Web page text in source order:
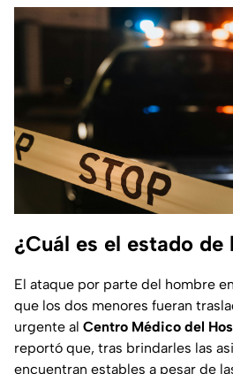
¿Cuál es el estado de
El ataque por parte del hombre
que los dos menores fueran
urgente al Centro Médico del
reportó que, tras brindarles las
encuentran estables a pesar de